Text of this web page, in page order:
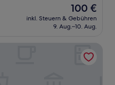
Der
Preis
beträgt
100 €
inkl. Steuern & Gebühren
9. Aug.–10. Aug.